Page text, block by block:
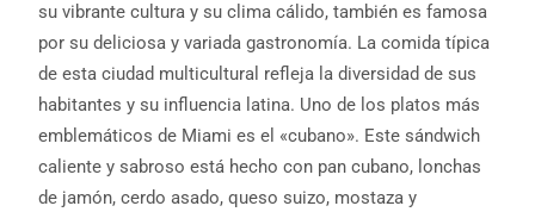
su vibrante cultura y su clima cálido, también es famosa
por su deliciosa y variada gastronomía. La comida típica
de esta ciudad multicultural refleja la diversidad de sus
habitantes y su influencia latina. Uno de los platos más
emblemáticos de Miami es el «cubano». Este sándwich
caliente y sabroso está hecho con pan cubano, lonchas
de jamón, cerdo asado, queso suizo, mostaza y